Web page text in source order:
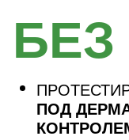
БЕЗ
ПОД